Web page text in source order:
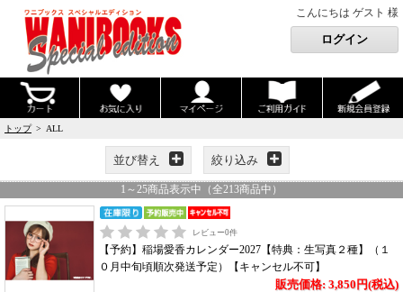
こんにちは ゲスト 様
トップ> ALL
並び替え 絞り込み
1 ～ 25商品表示中（全213商品中）
レビュー0件
【予約】稲場愛香カレンダー2027【特典：生写真２種】（１
０月中旬頃順次発送予定）【キャンセル不可】
販売価格: 3,850円(税込)